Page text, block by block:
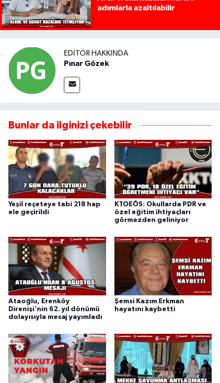
adımlarla azaltılabilir
EDITÖR HAKKINDA
Pınar Gözek
Bunlar da ilginizi çekebilir
Yeşil reçeteye tabi 218 hap
ele geçirildi
KTOEÖS: Okullarda PDR ve
özel eğitim ihtiyaçları
görmezden geliniyor
Ataoğlu, Erenköy
Direnişi'nin 62. yıl dönümü
dolayısıyla mesaj yayımladı
Şemsi Kazım Erkman
hayatını kaybetti